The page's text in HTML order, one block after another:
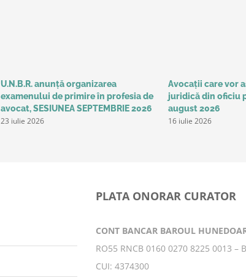
U.N.B.R. anunță organizarea
examenului de primire în profesia de
avocat, SESIUNEA SEPTEMBRIE 2026
23 iulie 2026
Avocații care vor
juridică din oficiu
august 2026
16 iulie 2026
PLATA ONORAR CURATOR
CONT BANCAR BAROUL
RO55 RNCB 0160 0270 8225 0013 –
CUI: 4374300